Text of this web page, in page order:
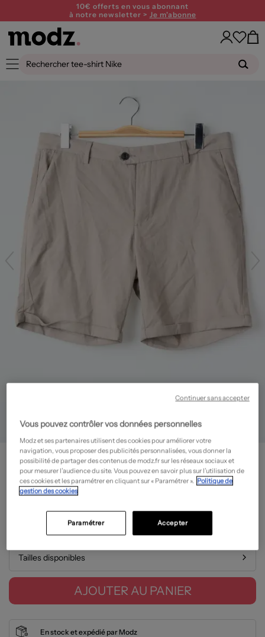
10€ offerts en vous abonnant
à notre newsletter > Je m'abonne
JACK & JONES
Short- Outlet
25,00€
Guide des tailles
Tailles disponibles
AJOUTER AU PANIER
En stock et expédié par Modz
Vous pouvez contrôler vos données personnelles
Modz et ses partenaires utilisent des cookies pour améliorer votre
navigation, vous proposer des publicités personnalisées, vous donner la
possibilité de partager des contenus de modz.fr sur les réseaux sociaux et
pour mesurer l’audience du site. Vous pouvez en savoir plus sur l’utilisation de
ces cookies et les paramétrer en cliquant sur « Paramétrer ». Politique de
gestion des cookies
Accepter
Paramétrer
Continuer sans accepter